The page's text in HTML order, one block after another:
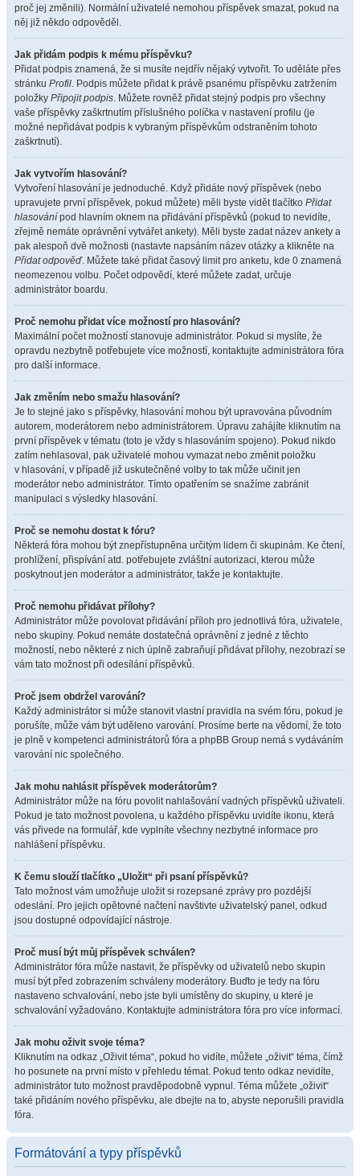
proč jej změnili). Normální uživatelé nemohou příspěvek smazat, pokud na
něj již někdo odpověděl.
Jak přidám podpis k mému příspěvku?
Přidat podpis znamená, že si musíte nejdřív nějaký vytvořit. To uděláte přes
stránku Profil. Podpis můžete přidat k právě psanému příspěvku zatržením
položky Připojit podpis. Můžete rovněž přidat stejný podpis pro všechny
vaše příspěvky zaškrtnutím příslušného políčka v nastavení profilu (je
možné nepřidávat podpis k vybraným příspěvkům odstraněním tohoto
zaškrtnutí).
Jak vytvořím hlasování?
Vytvoření hlasování je jednoduché. Když přidáte nový příspěvek (nebo
upravujete první příspěvek, pokud můžete) měli byste vidět tlačítko Přidat
hlasování pod hlavním oknem na přidávání příspěvků (pokud to nevidíte,
zřejmě nemáte oprávnění vytvářet ankety). Měli byste zadat název ankety a
pak alespoň dvě možnosti (nastavte napsáním název otázky a klikněte na
Přidat odpověď. Můžete také přidat časový limit pro anketu, kde 0 znamená
neomezenou volbu. Počet odpovědí, které můžete zadat, určuje
administrátor boardu.
Proč nemohu přidat více možností pro hlasování?
Maximální počet možností stanovuje administrátor. Pokud si myslíte, že
opravdu nezbytně potřebujete více možností, kontaktujte administrátora fóra
pro další informace.
Jak změním nebo smažu hlasování?
Je to stejné jako s příspěvky, hlasování mohou být upravována původním
autorem, moderátorem nebo administrátorem. Úpravu zahájíte kliknutím na
první příspěvek v tématu (toto je vždy s hlasováním spojeno). Pokud nikdo
zatím nehlasoval, pak uživatelé mohou vymazat nebo změnit položku
v hlasování, v případě již uskutečněné volby to tak může učinit jen
moderátor nebo administrátor. Tímto opatřením se snažíme zabránit
manipulaci s výsledky hlasování.
Proč se nemohu dostat k fóru?
Některá fóra mohou být znepřístupněna určitým lidem či skupinám. Ke čtení,
prohlížení, přispívání atd. potřebujete zvláštní autorizaci, kterou může
poskytnout jen moderátor a administrátor, takže je kontaktujte.
Proč nemohu přidávat přílohy?
Administrátor může povolovat přidávání příloh pro jednotlivá fóra, uživatele,
nebo skupiny. Pokud nemáte dostatečná oprávnění z jedné z těchto
možností, nebo některé z nich úplně zabraňují přidávat přílohy, nezobrazí se
vám tato možnost při odesílání příspěvků.
Proč jsem obdržel varování?
Každý administrátor si může stanovit vlastní pravidla na svém fóru, pokud je
porušíte, může vám být uděleno varování. Prosíme berte na vědomí, že toto
je plně v kompetenci administrátorů fóra a phpBB Group nemá s vydáváním
varování nic společného.
Jak mohu nahlásit příspěvek moderátorům?
Administrátor může na fóru povolit nahlašování vadných příspěvků uživateli.
Pokud je tato možnost povolena, u každého příspěvku uvidíte ikonu, která
vás přivede na formulář, kde vyplníte všechny nezbytné informace pro
nahlášení příspěvku.
K čemu slouží tlačítko „Uložit“ při psaní příspěvků?
Tato možnost vám umožňuje uložit si rozepsané zprávy pro pozdější
odeslání. Pro jejich opětovné načtení navštivte uživatelský panel, odkud
jsou dostupné odpovídající nástroje.
Proč musí být můj příspěvek schválen?
Administrátor fóra může nastavit, že příspěvky od uživatelů nebo skupin
musí být před zobrazením schváleny moderátory. Buďto je tedy na fóru
nastaveno schvalování, nebo jste byli umístěny do skupiny, u které je
schvalování vyžadováno. Kontaktujte administrátora fóra pro více informací.
Jak mohu oživit svoje téma?
Kliknutím na odkaz „Oživit téma“, pokud ho vidíte, můžete „oživit“ téma, čímž
ho posunete na první místo v přehledu témat. Pokud tento odkaz nevidíte,
administrátor tuto možnost pravděpodobně vypnul. Téma můžete „oživit“
také přidáním nového příspěvku, ale dbejte na to, abyste neporušili pravidla
fóra.
Formátování a typy příspěvků